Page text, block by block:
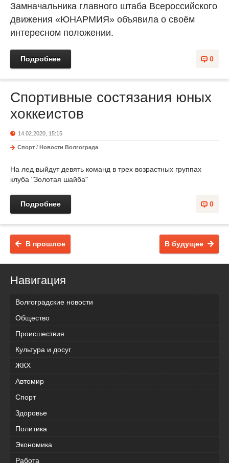
Замначальника главного штаба Всероссийского
движения «ЮНАРМИЯ» объявила о своём
интересном положении.
0
Подробнее
Спортивные состязания юных
хоккеистов
14.02.2020, 15:15
Спорт / Новости Волгограда
На лед выйдут девять команд в трех возрастных группах
клуба "Золотая шайба"
0
Подробнее
В будущее
В прошлое
Навигация
Волгоградские новости
Общество
Происшествия
Культура и досуг
ЖКХ
Автомир
Спорт
Здоровье
Политика
Экономика
Работа